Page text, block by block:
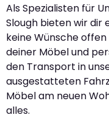
Als Spezialisten für
Slough bieten wir dir
keine Wünsche
deiner Möbel und
den Transport in
ausgestatteten
Möbel am neuen
alles.